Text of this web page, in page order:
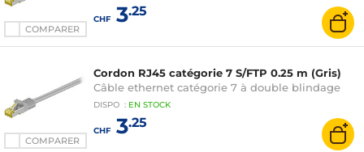
COMPARER
CHF3.25
COMPARER
Cordon RJ45 catégorie 7 S/FTP 0.25 m (Gris)
Câble ethernet catégorie 7 à double blindage
DISPO : EN STOCK
CHF3.25